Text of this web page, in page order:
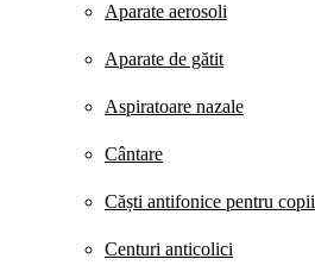
Aparate aerosoli
Aparate de gătit
Aspiratoare nazale
Cântare
Căști antifonice pentru copii
Centuri anticolici